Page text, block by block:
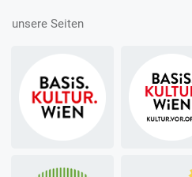
unsere Seiten